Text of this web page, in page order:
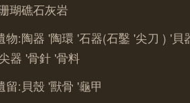
瑚礁石灰岩
物:陶器 '陶環 '石器(石鑿 '尖刀 ) '貝
器 '骨針 '骨料
留:貝殼 '獸骨 '龜甲